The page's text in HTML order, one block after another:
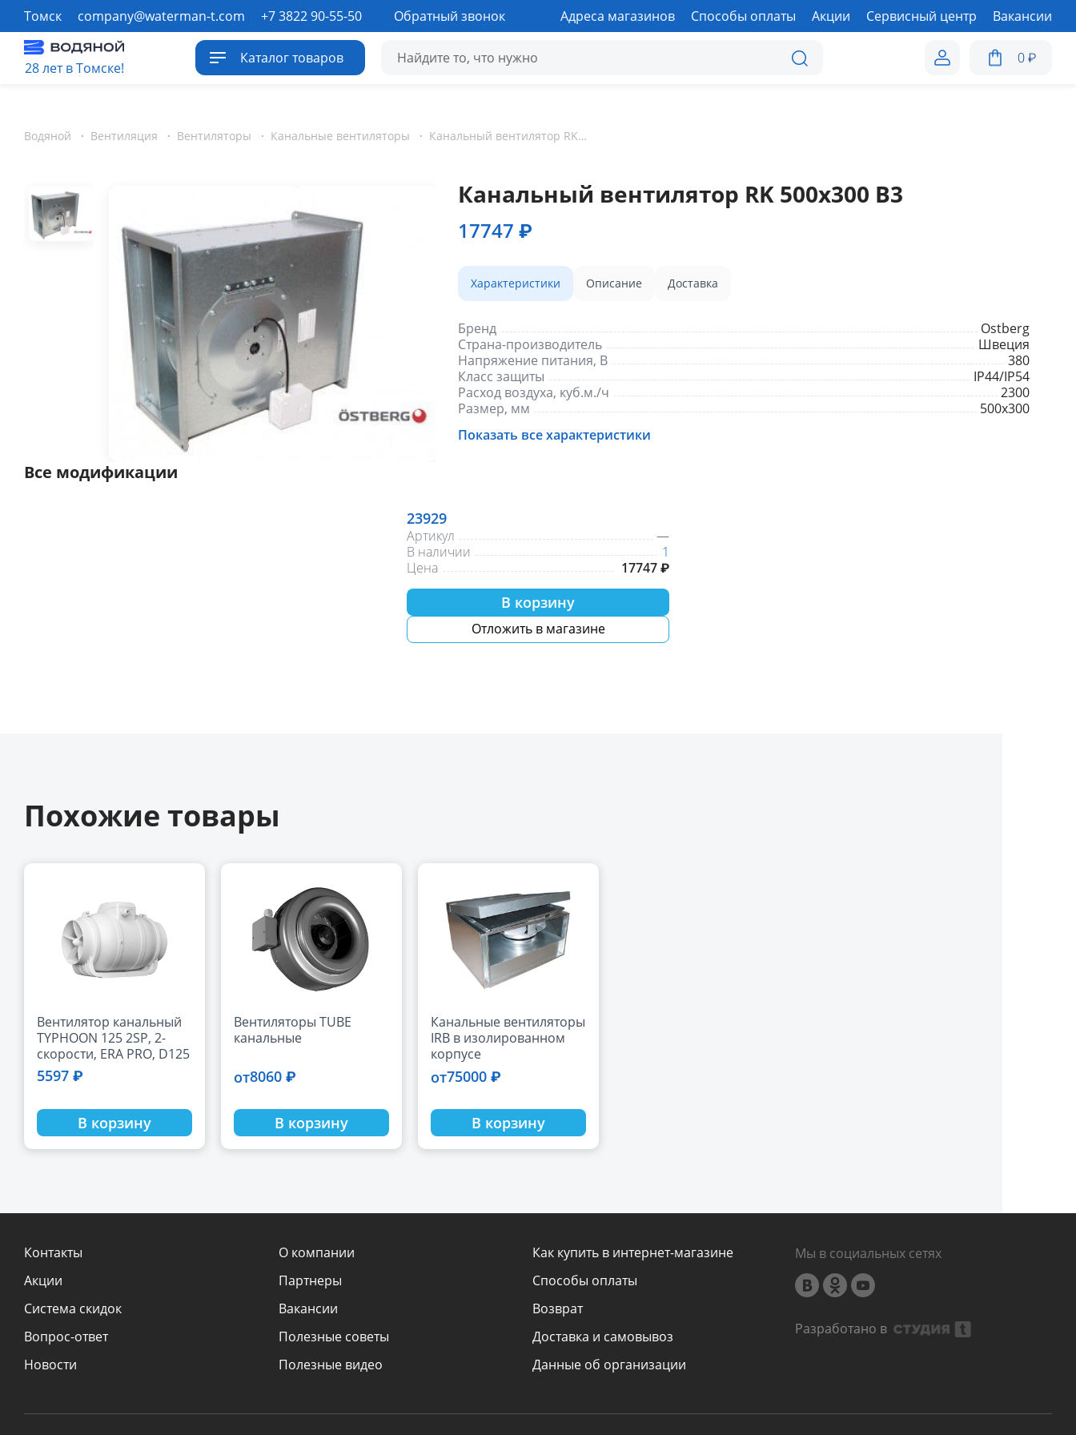
Томск company@waterman-t.com +7 3822 90-55-50 Обратный звонок Адреса магазинов Способы оплаты Акции Сервисный центр Вакансии
28 лет в Томске!
Каталог товаров 0₽
Водяной · Вентиляция · Вентиляторы · Канальные вентиляторы · Канальный вентилятор RK 500х300 В3
Канальный вентилятор RK 500х300 В3
17747 ₽
Характеристики Описание Доставка
Бренд
Ostberg
Страна-производитель
Швеция
Напряжение питания, В
380
Класс защиты
IP44/IP54
Расход воздуха, куб.м./ч
2300
Размер, мм
500х300
Показать все характеристики
Все модификации
23929
Артикул
—
В наличии
1
Цена
17747 ₽
В корзину
Отложить в магазине
Похожие товары
Вентилятор канальный
TYPHOON 125 2SP, 2-
скорости, ERA PRO, D125
5597 ₽
В корзину
Вентиляторы TUBE
канальные
от8060 ₽
В корзину
Канальные вентиляторы
IRB в изолированном
корпусе
от75000 ₽
В корзину
Контакты
Акции
Система скидок
Вопрос-ответ
Новости
О компании
Партнеры
Вакансии
Полезные советы
Полезные видео
Как купить в интернет-магазине
Способы оплаты
Возврат
Доставка и самовывоз
Данные об организации
Мы в социальных сетях
Разработано в